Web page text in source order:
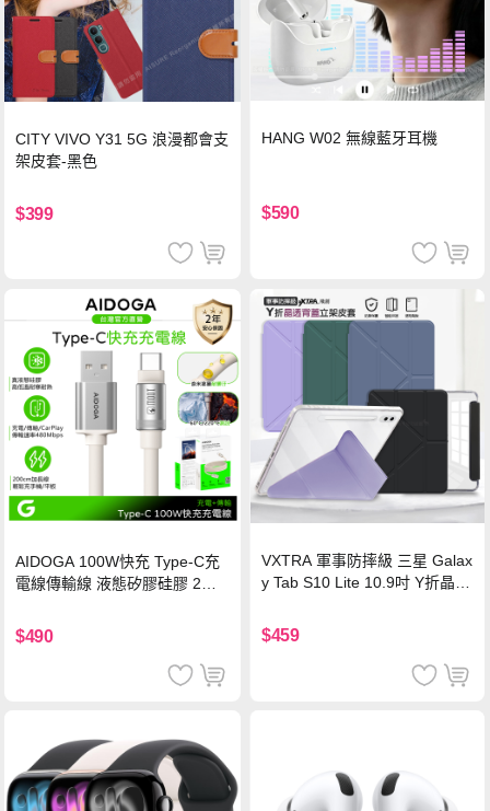
CITY VIVO Y31 5G 浪漫都會支
架皮套-黑色
$399
HANG W02 無線藍牙耳機
$590
AIDOGA 100W快充 Type-C充
電線傳輸線 液態矽膠硅膠 2M
$490
VXTRA 軍事防摔級 三星 Galax
y Tab S10 Lite 10.9吋 Y折晶透
$459